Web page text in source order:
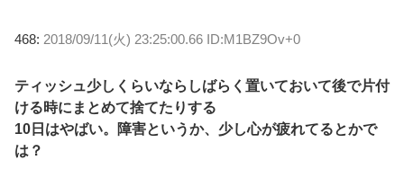
468: 2018/09/11(火) 23:25:00.66 ID:M1BZ9Ov+0
ティッシュ少しくらいならしばらく置いておいて後で片付
ける時にまとめて捨てたりする
10日はやばい。障害というか、少し心が疲れてるとかで
は？